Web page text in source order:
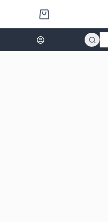
Shopping
cart